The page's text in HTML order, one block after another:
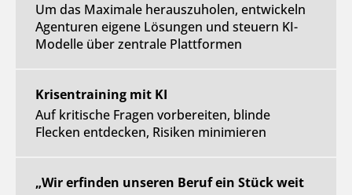
Um das Maximale herauszuholen, entwickeln
Agenturen eigene Lösungen und steuern KI-
Modelle über zentrale Plattformen
Krisentraining mit KI
Auf kritische Fragen vorbereiten, blinde
Flecken entdecken, Risiken minimieren
„Wir erfinden unseren Beruf ein Stück weit